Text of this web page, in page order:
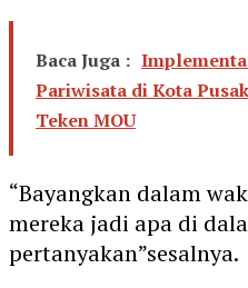
Baca Juga :
Pariwisata di Kota
Teken MOU
“Bayangkan dalam
mereka jadi apa di
pertanyakan”sesalnya.